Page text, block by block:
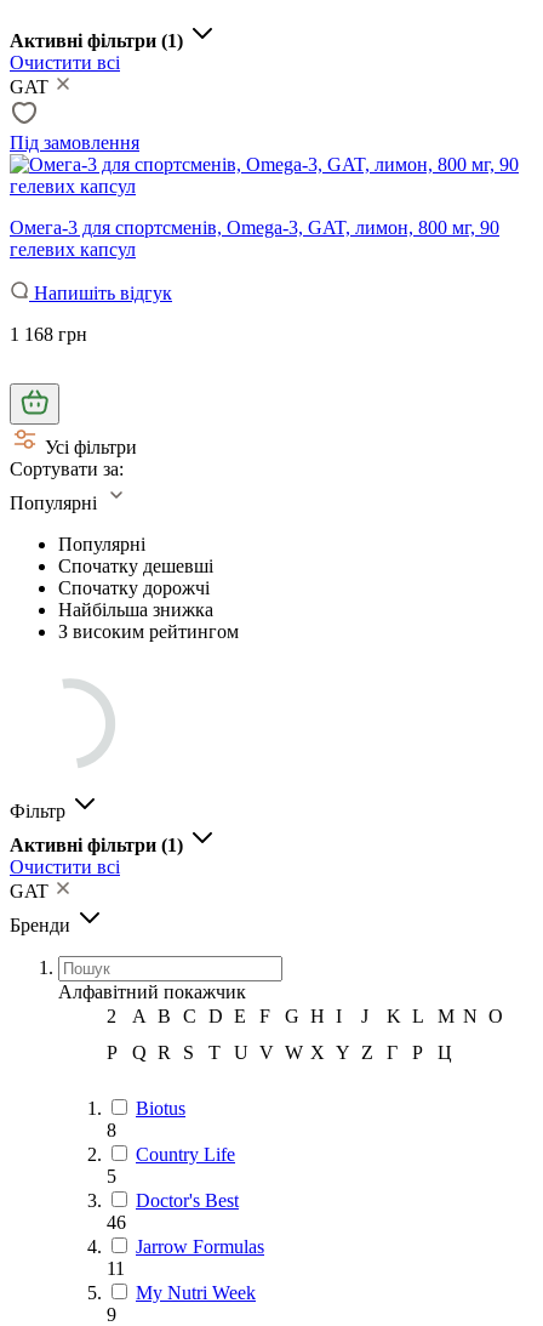
Активні фільтри (1)
Очистити всі
GAT
Під замовлення
Омега-3 для спортсменів, Omega-3, GAT, лимон, 800 мг, 90
гелевих капсул
Напишіть відгук
1 168 грн
Усі фільтри
Сортувати за:
Популярні
Популярні
Спочатку дешевші
Спочатку дорожчі
Найбільша знижка
З високим рейтингом
Фільтр
Активні фільтри (1)
Очистити всі
GAT
Бренди
Алфавітний покажчик
2
A B C D E F G H I J K L M N O
P
Q R S T U V W X Y Z Г Р Ц
Biotus
8
Country Life
5
Doctor's Best
46
Jarrow Formulas
11
My Nutri Week
9